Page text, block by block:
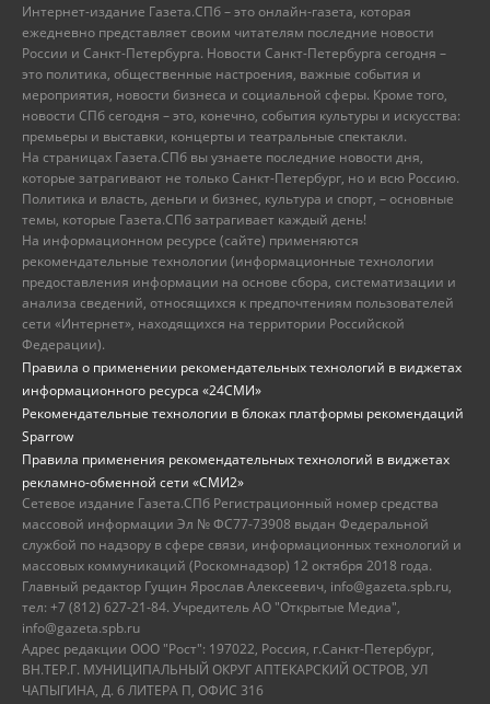
Интернет-издание Газета.СПб – это онлайн-газета, которая
ежедневно представляет своим читателям последние новости
России и Санкт-Петербурга. Новости Санкт-Петербурга сегодня –
это политика, общественные настроения, важные события и
мероприятия, новости бизнеса и социальной сферы. Кроме того,
новости СПб сегодня – это, конечно, события культуры и искусства:
премьеры и выставки, концерты и театральные спектакли.
На страницах Газета.СПб вы узнаете последние новости дня,
которые затрагивают не только Санкт-Петербург, но и всю Россию.
Политика и власть, деньги и бизнес, культура и спорт, – основные
темы, которые Газета.СПб затрагивает каждый день!
На информационном ресурсе (сайте) применяются
рекомендательные технологии (информационные технологии
предоставления информации на основе сбора, систематизации и
анализа сведений, относящихся к предпочтениям пользователей
сети «Интернет», находящихся на территории Российской
Федерации).
Правила о применении рекомендательных технологий в виджетах
информационного ресурса «24СМИ»
Рекомендательные технологии в блоках платформы рекомендаций
Sparrow
Правила применения рекомендательных технологий в виджетах
рекламно-обменной сети «СМИ2»
Сетевое издание Газета.СПб Регистрационный номер средства
массовой информации Эл № ФС77-73908 выдан Федеральной
службой по надзору в сфере связи, информационных технологий и
массовых коммуникаций (Роскомнадзор) 12 октября 2018 года.
Главный редактор Гущин Ярослав Алексеевич, info@gazeta.spb.ru,
тел: +7 (812) 627-21-84. Учредитель АО "Открытые Медиа",
info@gazeta.spb.ru
Адрес редакции ООО "Рост": 197022, Россия, г.Санкт-Петербург,
ВН.ТЕР.Г. МУНИЦИПАЛЬНЫЙ ОКРУГ АПТЕКАРСКИЙ ОСТРОВ, УЛ
ЧАПЫГИНА, Д. 6 ЛИТЕРА П, ОФИС 316